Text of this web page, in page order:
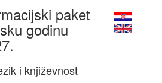
paket
godinu
i književnost